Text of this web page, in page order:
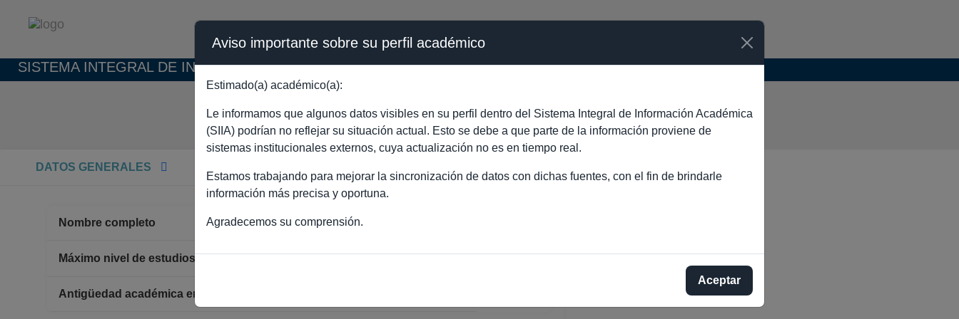
SISTEMA INTEGRAL DE INFORMACIÓN ACADÉMICA - PÚBLICO
SERGIO ARTURO VILLA VELASCO
DATOS GENERALES
Nombre completo SERGIO ARTURO VILLA VELASCO
Máximo nivel de estudios LICENCIATURA
Antigüedad académica en la UNAM
Aviso importante sobre su perfil académico
Estimado(a) académico(a):
Le informamos que algunos datos visibles en su perfil dentro del Sistema Integral de Información Académica
(SIIA) podrían no reflejar su situación actual. Esto se debe a que parte de la información proviene de
sistemas institucionales externos, cuya actualización no es en tiempo real.
Estamos trabajando para mejorar la sincronización de datos con dichas fuentes, con el fin de brindarle
información más precisa y oportuna.
Agradecemos su comprensión.
Aceptar